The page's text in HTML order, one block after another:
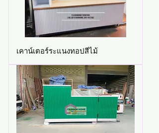
เคาน์เตอร์ระแนงทอปสีไม้